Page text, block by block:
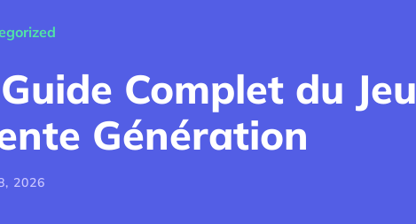
Complet du Jeu
Génération
2026